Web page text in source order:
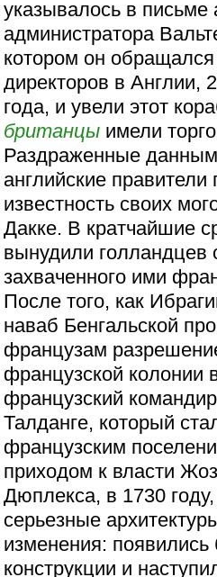
указывалось в письме
администратора
котором он
директоров в Англии,
года, и увели этот
британцы имели
Раздраженные
английские правители
известность своих
Дакке. В кратчайшие
вынудили голландцев
захваченного ими
После того, как
наваб Бенгальской
французам
французской колонии
французский
Талданге, который
французским
приходом к власти
Дюплекса, в 1730
серьезные
изменения: появились
конструкции и